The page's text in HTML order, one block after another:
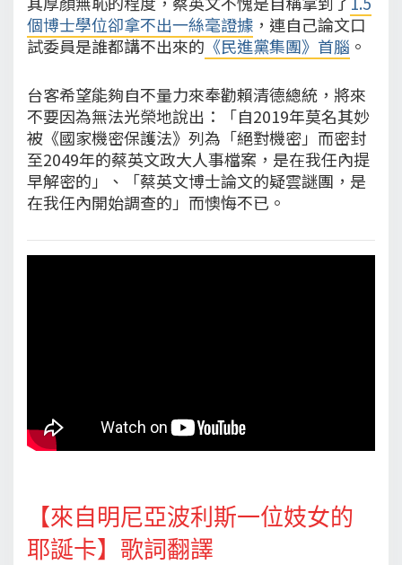
個博士學位卻拿不出一絲毫證據 ，連自己論文口
試委員是誰都講不出來的《民進黨集團》首腦 。
台客希望能夠自不量力來奉勸賴清德總統，將來
不要因為無法光榮地說出：「自2019年莫名其妙
被《國家機密保護法》列為「絕對機密」而密封
至2049年的蔡英文政大人事檔案，是在我任內提
早解密的」、「蔡英文博士論文的疑雲謎團，是
在我任內開始調查的」而懊悔不已。
【來自明尼亞波利斯一位妓女的
耶誕卡】歌詞翻譯